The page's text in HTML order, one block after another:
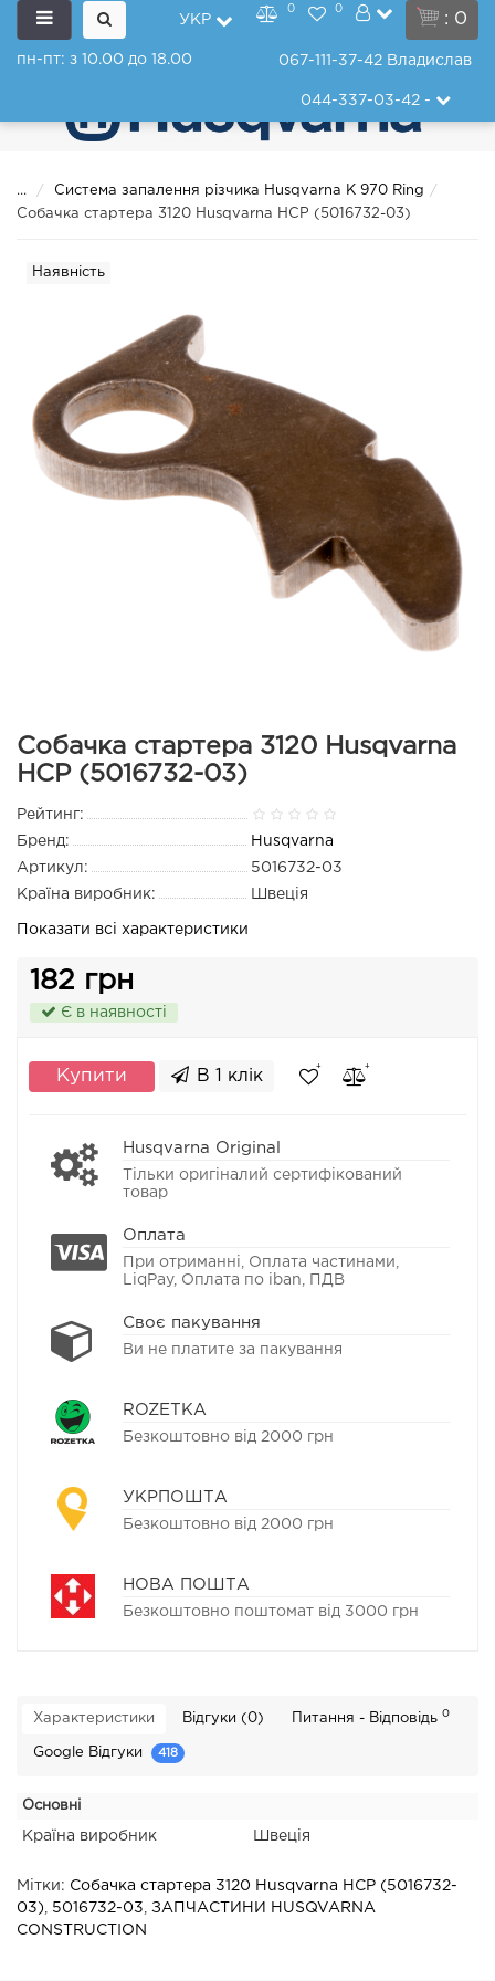
: 0
УКР
0 0
пн-пт: з 10.00 до 18.00 067-111-37-42 Владислав
044-337-03-42-
...
Система запалення різчика Husqvarna K 970 Ring
Собачка стартера 3120 Husqvarna HCP (5016732-03)
Наявність
Собачка стартера 3120 Husqvarna
HCP (5016732-03)
Рейтинг:
Бренд:
Husqvarna
Артикул:
5016732-03
Країна виробник:
Швеція
Показати всі характеристики
182 грн
Є в наявності
Купити В 1 клік
Husqvarna Original
Тільки оригіналий сертифікований
товар
Оплата
При отриманні, Оплата частинами,
LiqPay, Оплата по iban, ПДВ
Своє пакування
Ви не платите за пакування
ROZETKA
Безкоштовно від 2000 грн
УКРПОШТА
Безкоштовно від 2000 грн
НОВА ПОШТА
Безкоштовно поштомат від 3000 грн
Характеристики Відгуки (0) Питання - Відповідь 0
Google Відгуки 418
Основні
Країна виробник Швеція
Мітки: Собачка стартера 3120 Husqvarna HCP (5016732-
03)
5016732-03
ЗАПЧАСТИНИ HUSQVARNA
CONSTRUCTION